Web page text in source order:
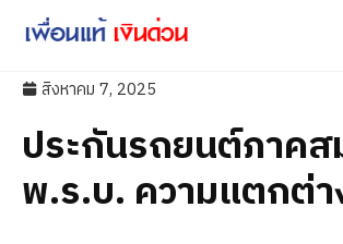
สิงหาคม 7, 2025
ประกันรถยนต์ภาคส
พ.ร.บ. ความแตกต่